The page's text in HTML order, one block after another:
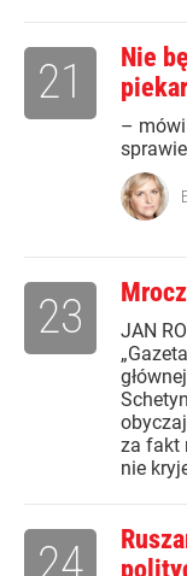
Nie
–
21
JAN
za fakt
nie
23
24